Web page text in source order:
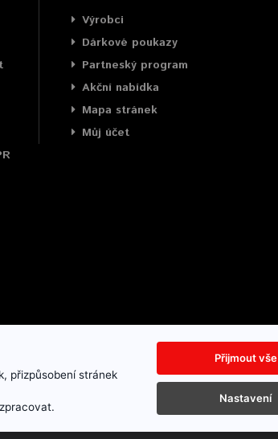
Výrobci
Dárkové poukazy
Partneský program
Akční nabídka
Mapa stránek
Můj účet
nám
přizpůsobení stránek
Přijmout vše
Nastavení